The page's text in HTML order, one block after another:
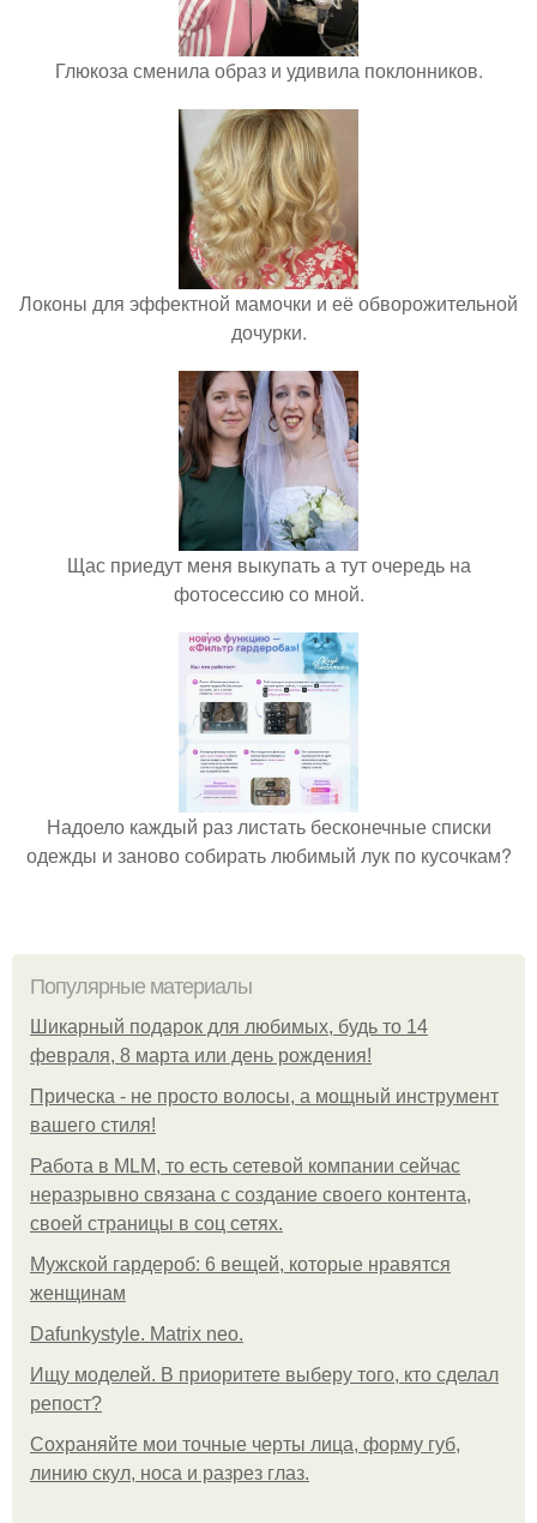
Глюкоза сменила образ и удивила поклонников.
Локоны для эффектной мамочки и её обворожительной
дочурки.
Щас приедут меня выкупать а тут очередь на
фотосессию со мной.
Надоело каждый раз листать бесконечные списки
одежды и заново собирать любимый лук по кусочкам?
Популярные материалы
Шикарный подарок для любимых, будь то 14
февраля, 8 марта или день рождения!
Прическа - не просто волосы, а мощный инструмент
вашего стиля!
Работа в MLM, то есть сетевой компании сейчас
неразрывно связана с создание своего контента,
своей страницы в соц сетях.
Мужской гардероб: 6 вещей, которые нравятся
женщинам
Dafunkystyle. Matrix neo.
Ищу моделей. В приоритете выберу того, кто сделал
репост?
Сохраняйте мои точные черты лица, форму губ,
линию скул, носа и разрез глаз.